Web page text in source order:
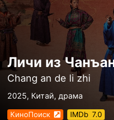
Личи из
Chang an de li zhi
2025, Китай, драма
КиноПоиск IMDb 7.0